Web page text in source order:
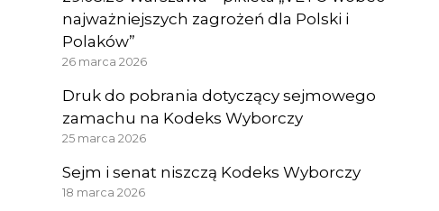
najważniejszych zagrożeń dla Polski i
Polaków”
26 marca 2026
Druk do pobrania dotyczący sejmowego
zamachu na Kodeks Wyborczy
25 marca 2026
Sejm i senat niszczą Kodeks Wyborczy
18 marca 2026